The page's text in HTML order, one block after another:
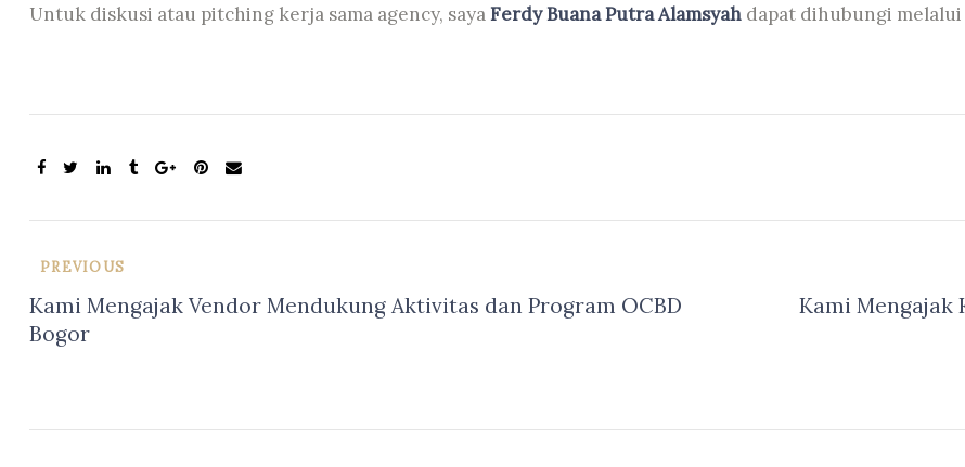
Untuk diskusi atau pitching kerja sama agency, sayaFerdy Buana Putra Alamsyah dapat dihubungi melalui
PREVIOUS
Kami Mengajak Vendor Mendukung Aktivitas dan Program OCBD
Bogor
Kami Mengajak